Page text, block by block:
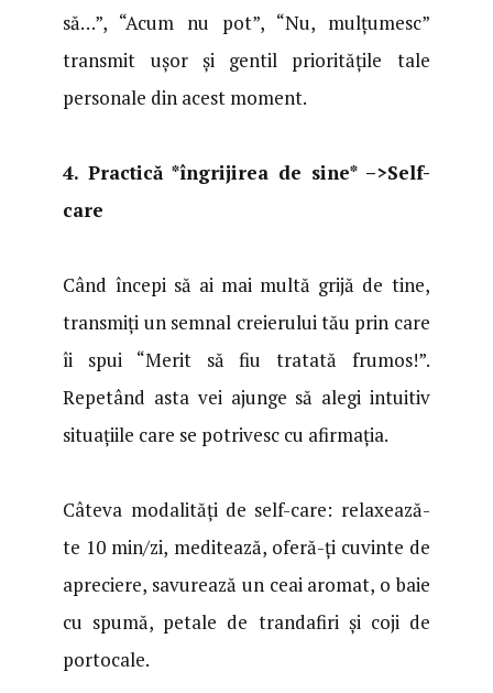
să…”, “Acum nu pot”, “Nu, mulțumesc”
transmit ușor și gentil prioritățile tale
personale din acest moment.
4. Practică *îngrijirea de sine* –>Self-
care
Când începi să ai mai multă grijă de tine,
transmiți un semnal creierului tău prin care
îi spui “Merit să fiu tratată frumos!”.
Repetând asta vei ajunge să alegi intuitiv
situațiile care se potrivesc cu afirmația.
Câteva modalități de self-care: relaxează-
te 10 min/zi, meditează, oferă-ți cuvinte de
apreciere, savurează un ceai aromat, o baie
cu spumă, petale de trandafiri și coji de
portocale.